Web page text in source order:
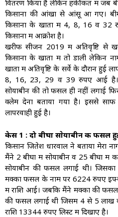
वितरण किया है लेकिन हकीकत में जब
किसानों की आंखों से आंसू आ गए।
किसानों के खातों में 4, 8, 16 व 32
किसानों में आक्रोश है।
खरीफ सीजन 2019 में अतिवृष्टि से
किसानों के खातों में तो डाली लेकिन
खातों में अतिवृष्टि के सर्वे के दौरान हुई
8, 16, 23, 29 व 39 रुपए आई है।
सोयाबीन की तो फसल ही नहीं लगाई
क्लेम देना बताया गया है। इससे साफ
लापरवाही हुई है।
केस 1 : दो बीघा साेयाबीन की फसल
किसान जितेश धारवाल ने बताया मेरा
मैंने 2 बीघा में सोयाबीन व 25 बीघा में
सोयाबीन की फसल लगाई थी।
मक्का फसल के नाम पर 6224 रुपए
में राशि आई। जबकि मैंने मक्का की फसल
की फसल लगाई थी जिसमें 4 से 5 लाख
राशि 13344 रुपए लिस्ट में दिखाए है।